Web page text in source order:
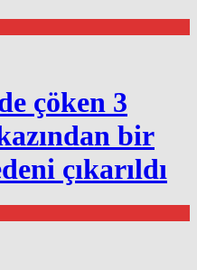
çöken 3
bir
çıkarıldı